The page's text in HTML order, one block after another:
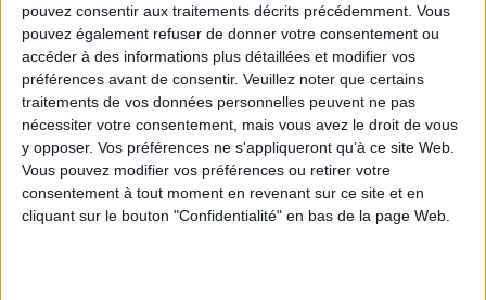
pouvez consentir aux traitements décrits précédemment. Vous
pouvez également refuser de donner votre consentement ou
accéder à des informations plus détaillées et modifier vos
préférences avant de consentir. Veuillez noter que certains
traitements de vos données personnelles peuvent ne pas
nécessiter votre consentement, mais vous avez le droit de vous
y opposer. Vos préférences ne s'appliqueront qu’à ce site Web.
Vous pouvez modifier vos préférences ou retirer votre
consentement à tout moment en revenant sur ce site et en
cliquant sur le bouton "Confidentialité" en bas de la page Web.
À LIRE SUR ARCHIMAG
Des archives inédites de Led Zeppelin refont
surface
La bibliothèque de Lille confie son récolement et